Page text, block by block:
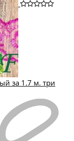
за 1.7 м. три